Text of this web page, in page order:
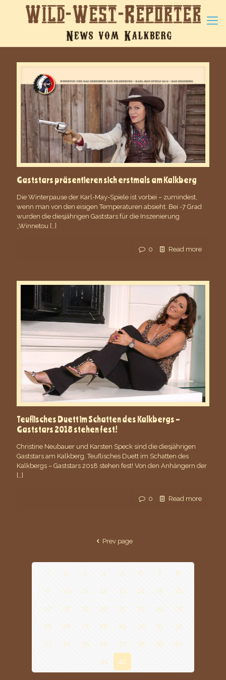
Gaststars präsentieren sich erstmals am Kalkberg
Die Winterpause der Karl-May-Spiele ist vorbei – zumindest,
wenn man von den eisigen Temperaturen absieht. Bei -7 Grad
wurden die diesjährigen Gaststars für die Inszenierung
„Winnetou […]
0 Read more
Teuflisches Duett im Schatten des Kalkbergs –
Gaststars 2018 stehen fest!
Christine Neubauer und Karsten Speck sind die diesjährigen
Gaststars am Kalkberg. Teuflisches Duett im Schatten des
Kalkbergs – Gaststars 2018 stehen fest! Von den Anhängern der
[…]
0 Read more
Prev page
1 2 3 4 5 6 7 8
9 10 11 12 13 14 15 16
17 18 19 20 21 22 23 24
25 26 27 28 29 30 31 32
33 34 35 36 37 38 39 40
41 42